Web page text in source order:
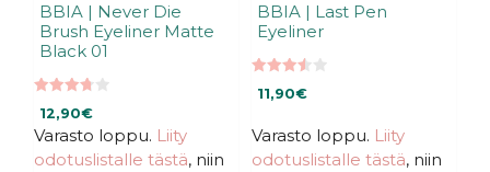
BBIA | Never Die
Brush Eyeliner Matte
Black 01
5:stä
12,90€
Varasto loppu. Liity
odotuslistalle tästä, niin
BBIA | Last Pen
Eyeliner
5:stä
11,90€
Varasto loppu. Liity
odotuslistalle tästä, niin